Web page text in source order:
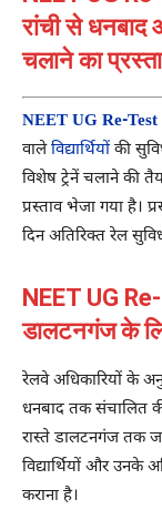
रांची से
चलाने का
NEET UG Re-Test
वालेविद्यार्थियोंकी
विशेष ट्रेनें चलाने की
प्रस्ताव भेजा गया है।
दिन अतिरिक्त रेल
NEET UG
डालटनगंज के
रेलवे अधिकारियों के
धनबाद तक संचालित की
रास्ते डालटनगंज तक
विद्यार्थियों और उनके
कराना है।